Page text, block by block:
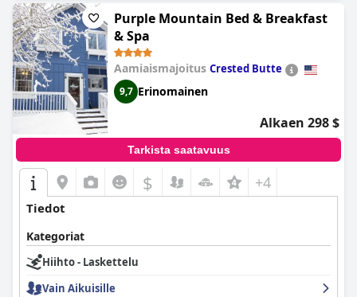
Purple Mountain Bed & Breakfast
& Spa
Aamiaismajoitus Crested Butte
9,7 Erinomainen
Alkaen 298 $
Tarkista saatavuus
$ +4
Tiedot
Kategoriat
Hiihto - Laskettelu
Vain Aikuisille